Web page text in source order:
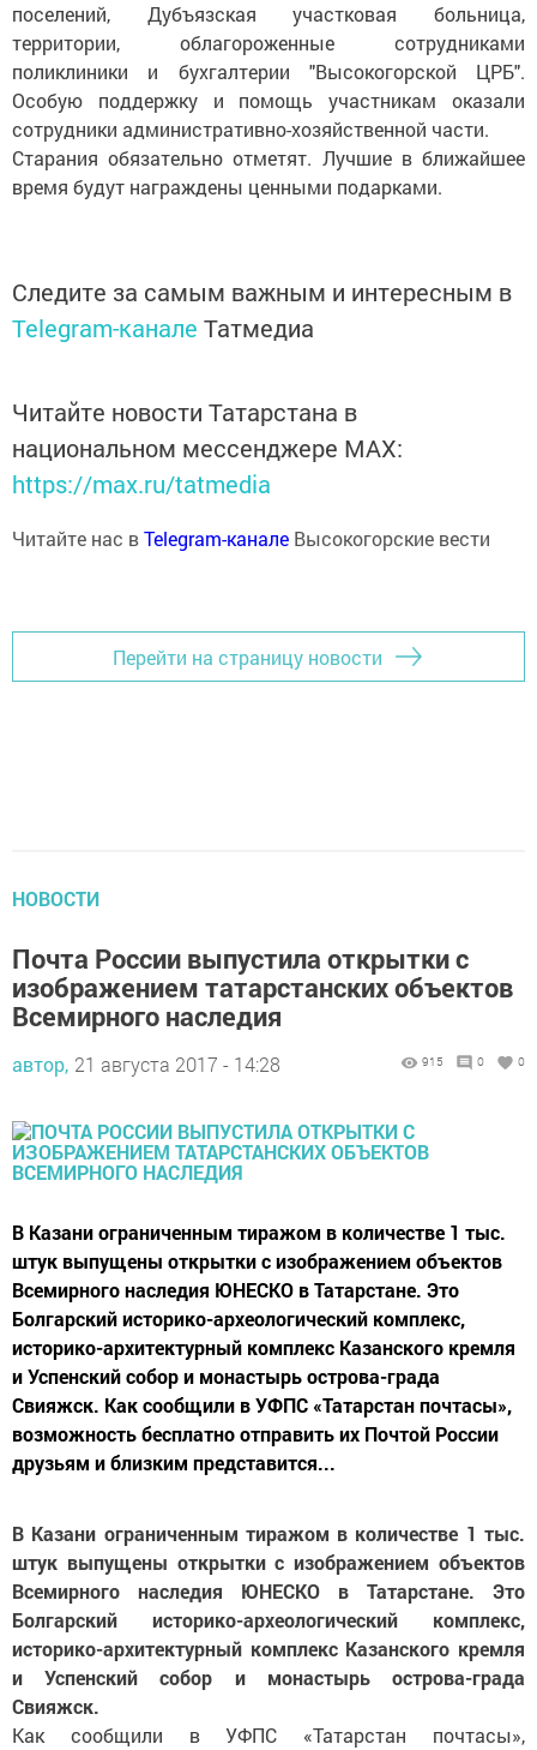
поселений, Дубъязская участковая больница,
территории, облагороженные сотрудниками
поликлиники и бухгалтерии "Высокогорской ЦРБ".
Особую поддержку и помощь участникам оказали
сотрудники административно-хозяйственной части.
Старания обязательно отметят. Лучшие в ближайшее
время будут награждены ценными подарками.
Следите за самым важным и интересным в
Telegram-канале Татмедиа
Читайте новости Татарстана в
национальном мессенджере MАХ:
https://max.ru/tatmedia
Читайте нас вTelegram-канале Высокогорские вести
Перейти на страницу новости
НОВОСТИ
Почта России выпустила открытки с
изображением татарстанских объектов
Всемирного наследия
автор, 21 августа 2017 - 14:28 915 0 0
В Казани ограниченным тиражом в количестве 1 тыс.
штук выпущены открытки с изображением объектов
Всемирного наследия ЮНЕСКО в Татарстане. Это
Болгарский историко-археологический комплекс,
историко-архитектурный комплекс Казанского кремля
и Успенский собор и монастырь острова-града
Свияжск. Как сообщили в УФПС «Татарстан почтасы»,
возможность бесплатно отправить их Почтой России
друзьям и близким представится...
В Казани ограниченным тиражом в количестве 1 тыс.
штук выпущены открытки с изображением объектов
Всемирного наследия ЮНЕСКО в Татарстане. Это
Болгарский историко-археологический комплекс,
историко-архитектурный комплекс Казанского кремля
и Успенский собор и монастырь острова-града
Свияжск.
Как сообщили в УФПС «Татарстан почтасы»,